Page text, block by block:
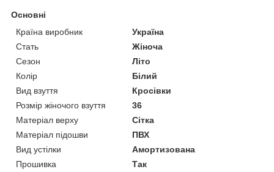
Основні
Країна виробник
Україна
Стать
Жіноча
Сезон
Літо
Колір
Білий
Вид взуття
Кросівки
Розмір жіночого взуття
36
Матеріал верху
Сітка
Матеріал підошви
ПВХ
Вид устілки
Амортизована
Прошивка
Так